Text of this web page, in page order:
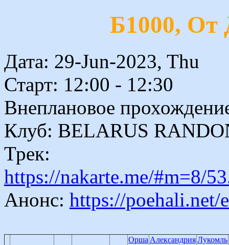
Б1000, От
Дата: 29-Jun-2023, Thu
Старт: 12:00 - 12:30
Внеплановое
Клуб: BELARUS
Трек:
https://nakarte.me/#m=8/
Анонс: https://poehali.net/
Орша АлександрияЛукомль